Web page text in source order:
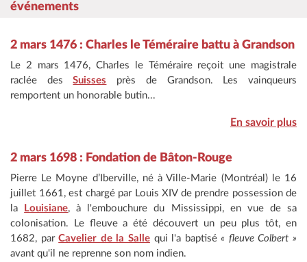
événements
2 mars 1476 : Charles le Téméraire battu à Grandson
Le 2 mars 1476, Charles le Téméraire reçoit une magistrale
raclée desSuisses près de Grandson. Les vainqueurs
remportent un honorable butin...
En savoir plus
2 mars 1698 : Fondation de Bâton-Rouge
Pierre Le Moyne d’Iberville, né à Ville-Marie (Montréal) le 16
juillet 1661, est chargé par Louis XIV de prendre possession de
la
Louisiane, à l'embouchure du Mississippi, en vue de sa
colonisation. Le fleuve a été découvert un peu plus tôt, en
1682, parCavelier de la Sallequi l'a baptisé« fleuve Colbert »
avant qu'il ne reprenne son nom indien.